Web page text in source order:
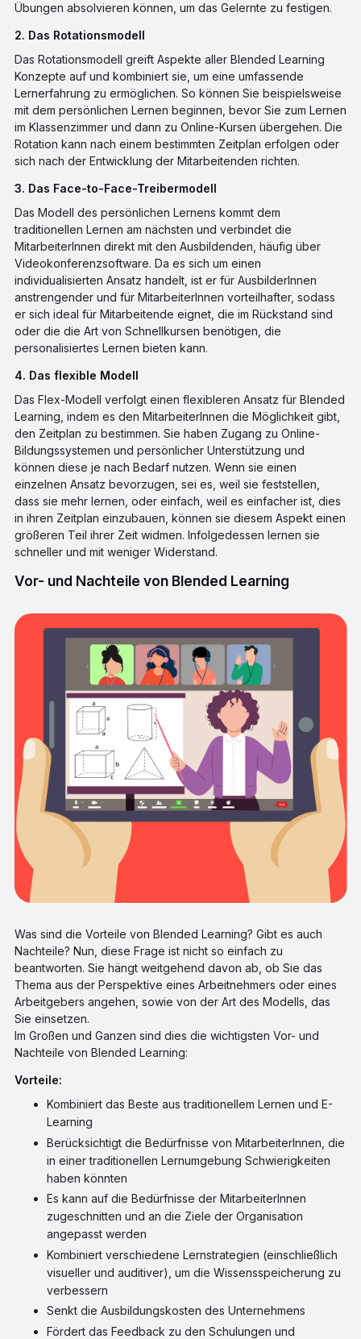
Übungen absolvieren können, um das Gelernte zu festigen.
2. Das Rotationsmodell
Das Rotationsmodell greift Aspekte aller Blended Learning
Konzepte auf und kombiniert sie, um eine umfassende
Lernerfahrung zu ermöglichen. So können Sie beispielsweise
mit dem persönlichen Lernen beginnen, bevor Sie zum Lernen
im Klassenzimmer und dann zu Online-Kursen übergehen. Die
Rotation kann nach einem bestimmten Zeitplan erfolgen oder
sich nach der Entwicklung der Mitarbeitenden richten.
3. Das Face-to-Face-Treibermodell
Das Modell des persönlichen Lernens kommt dem
traditionellen Lernen am nächsten und verbindet die
MitarbeiterInnen direkt mit den Ausbildenden, häufig über
Videokonferenzsoftware. Da es sich um einen
individualisierten Ansatz handelt, ist er für AusbilderInnen
anstrengender und für MitarbeiterInnen vorteilhafter, sodass
er sich ideal für Mitarbeitende eignet, die im Rückstand sind
oder die die Art von Schnellkursen benötigen, die
personalisiertes Lernen bieten kann.
4. Das flexible Modell
Das Flex-Modell verfolgt einen flexibleren Ansatz für Blended
Learning, indem es den MitarbeiterInnen die Möglichkeit gibt,
den Zeitplan zu bestimmen. Sie haben Zugang zu Online-
Bildungssystemen und persönlicher Unterstützung und
können diese je nach Bedarf nutzen. Wenn sie einen
einzelnen Ansatz bevorzugen, sei es, weil sie feststellen,
dass sie mehr lernen, oder einfach, weil es einfacher ist, dies
in ihren Zeitplan einzubauen, können sie diesem Aspekt einen
größeren Teil ihrer Zeit widmen. Infolgedessen lernen sie
schneller und mit weniger Widerstand.
Vor- und Nachteile von Blended Learning
Was sind die Vorteile von Blended Learning? Gibt es auch
Nachteile? Nun, diese Frage ist nicht so einfach zu
beantworten. Sie hängt weitgehend davon ab, ob Sie das
Thema aus der Perspektive eines Arbeitnehmers oder eines
Arbeitgebers angehen, sowie von der Art des Modells, das
Sie einsetzen.
Im Großen und Ganzen sind dies die wichtigsten Vor- und
Nachteile von Blended Learning:
Vorteile:
Kombiniert das Beste aus traditionellem Lernen und E-
Learning
Berücksichtigt die Bedürfnisse von MitarbeiterInnen, die
in einer traditionellen Lernumgebung Schwierigkeiten
haben könnten
Es kann auf die Bedürfnisse der MitarbeiterInnen
zugeschnitten und an die Ziele der Organisation
angepasst werden
Kombiniert verschiedene Lernstrategien (einschließlich
visueller und auditiver), um die Wissensspeicherung zu
verbessern
Senkt die Ausbildungskosten des Unternehmens
Fördert das Feedback zu den Schulungen und